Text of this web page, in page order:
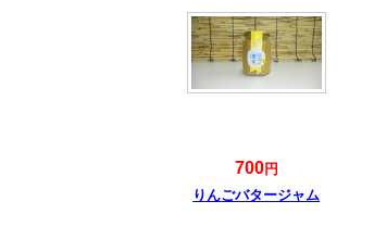
700円
りんごバタージャム